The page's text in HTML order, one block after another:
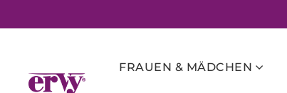
FRAUEN & MÄDCHEN